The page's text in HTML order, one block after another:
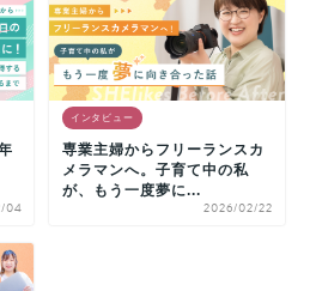
04
インタビュー
専業主婦からフリーランスカ
メラマンへ。子育て中の私
が、もう一度夢に...
2026/02/22